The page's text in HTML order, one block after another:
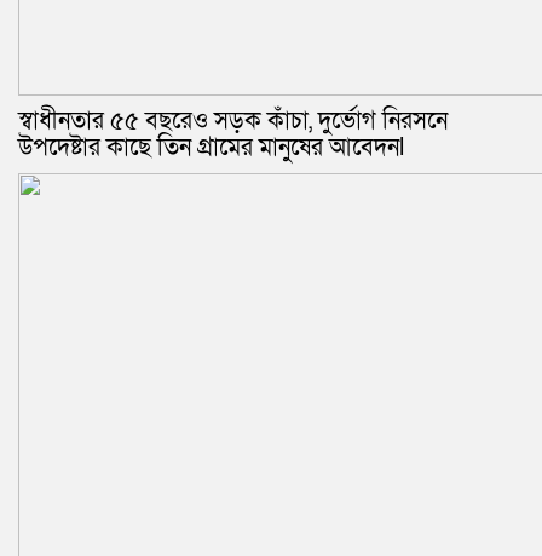
স্বাধীনতার ৫৫ বছরেও সড়ক কাঁচা, দুর্ভোগ নিরসনে
উপদেষ্টার কাছে তিন গ্রামের মানুষের আবেদনl